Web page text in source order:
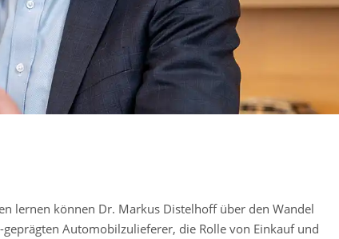
lernen können Dr. Markus Distelhoff über den Wandel
Automobilzulieferer, die Rolle von Einkauf und